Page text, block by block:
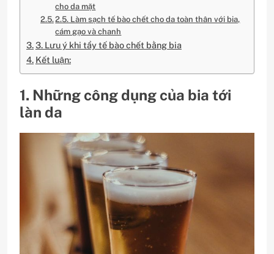
cho da mặt
2.5. Làm sạch tế bào chết cho da toàn thân với bia,
cám gạo và chanh
3. Lưu ý khi tẩy tế bào chết bằng bia
Kết luận:
1. Những công dụng của bia tới
làn da